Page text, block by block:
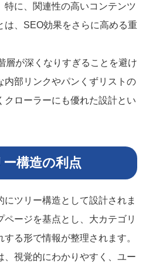
特に、関連性の高いコンテンツ
は、SEO効果をさらに高める重
層が深くなりすぎることを避け
内部リンクやパンくずリストの
クローラーにも優れた設計とい
構造の利点
ツリー構造として設計されま
ージを基点とし、大カテゴリ
る形で情報が整理されます。
、視覚的にわかりやすく、ユー